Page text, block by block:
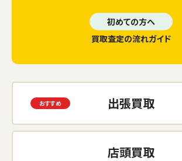
初めての方へ
買取査定の流れガイド
出張買取
店頭買取